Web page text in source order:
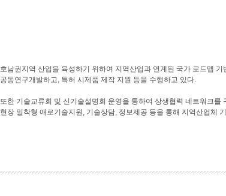
호남권지역 산업을 육성하기 위하여 지역산업과 연계된 국가 로드맵
공동연구개발하고, 특허 시제품 제작 지원 등을 수행하고 있다.
또한 기술교류회 및 신기술설명회 운영을 통하여 상생협력 네트워크
현장 밀착형 애로기술지원, 기술상담, 정보제공 등을 통해 지역산업체